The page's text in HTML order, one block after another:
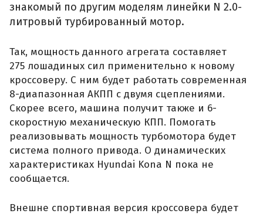
знакомый по другим моделям линейки N 2.0-
литровый турбированный мотор.
Так, мощность данного агрегата составляет
275 лошадиных сил применительно к новому
кроссоверу. С ним будет работать современная
8-диапазонная АКПП с двумя сцеплениями.
Скорее всего, машина получит также и 6-
скоростную механическую КПП. Помогать
реализовывать мощность турбомотора будет
система полного привода. О динамических
характеристиках Hyundai Kona N пока не
сообщается.
Внешне спортивная версия кроссовера будет